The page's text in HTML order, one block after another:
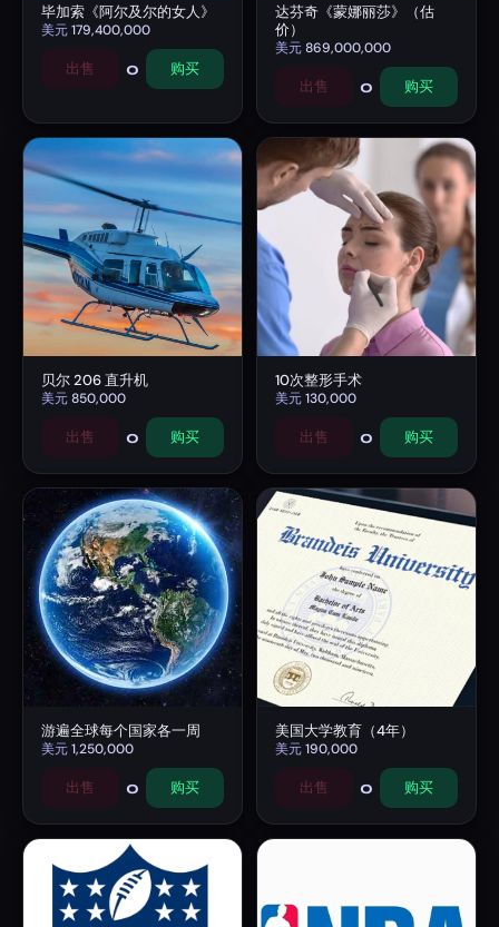
毕加索《阿尔及尔的女人》
美元179,400,000
出售 0 购买
达芬奇《蒙娜丽莎》（估
价）
美元869,000,000
出售 0 购买
贝尔 206 直升机
美元850,000
出售 0 购买
10次整形手术
美元130,000
出售 0 购买
游遍全球每个国家各一周
美元1,250,000
出售 0 购买
美国大学教育（4年）
美元190,000
出售 0 购买